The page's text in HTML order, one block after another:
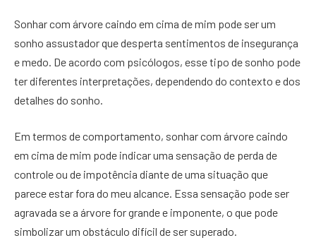
Sonhar com árvore caindo em cima de mim pode ser um
sonho assustador que desperta sentimentos de insegurança
e medo. De acordo com psicólogos, esse tipo de sonho pode
ter diferentes interpretações, dependendo do contexto e dos
detalhes do sonho.
Em termos de comportamento, sonhar com árvore caindo
em cima de mim pode indicar uma sensação de perda de
controle ou de impotência diante de uma situação que
parece estar fora do meu alcance. Essa sensação pode ser
agravada se a árvore for grande e imponente, o que pode
simbolizar um obstáculo difícil de ser superado.